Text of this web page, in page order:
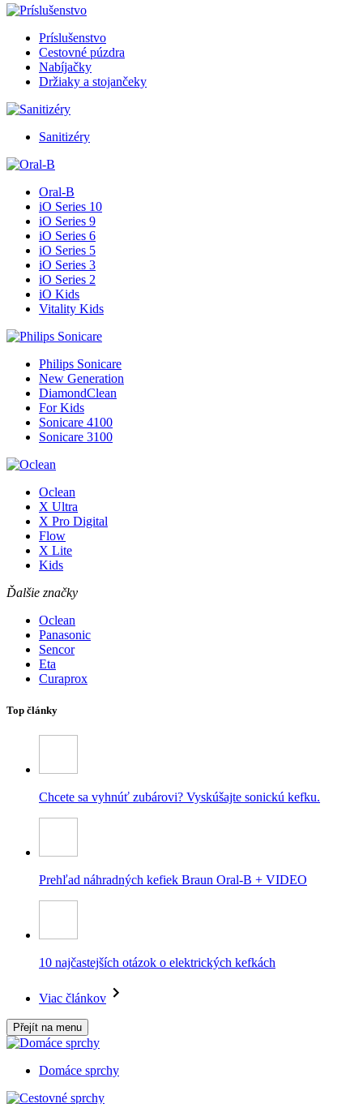
Príslušenstvo
Cestovné púzdra
Nabíjačky
Držiaky a stojančeky
Sanitizéry
Oral-B
iO Series 10
iO Series 9
iO Series 6
iO Series 5
iO Series 3
iO Series 2
iO Kids
Vitality Kids
Philips Sonicare
New Generation
DiamondClean
For Kids
Sonicare 4100
Sonicare 3100
Oclean
X Ultra
X Pro Digital
Flow
X Lite
Kids
Ďalšie značky
Oclean
Panasonic
Sencor
Eta
Curaprox
Top články
Chcete sa vyhnúť zubárovi? Vyskúšajte sonickú kefku.
Prehľad náhradných kefiek Braun Oral-B + VIDEO
10 najčastejších otázok o elektrických kefkách
Viac článkov
Přejít na menu
Domáce sprchy